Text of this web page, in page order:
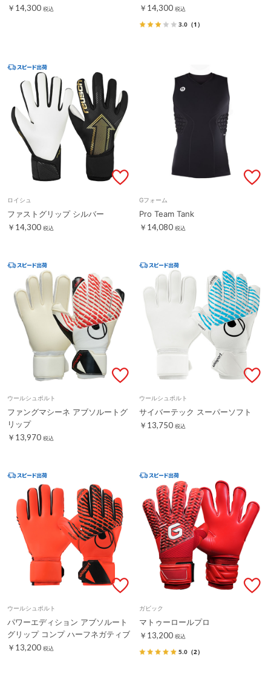
￥14,300 税込
￥14,300 税込
3.0 （1）
ロイシュ
ファストグリップ シルバー
￥14,300 税込
Gフォーム
Pro Team Tank
￥14,080 税込
ウールシュポルト
ファングマシーネ アブソルートグ
リップ
￥13,970 税込
ウールシュポルト
サイバーテック スーパーソフト
￥13,750 税込
ウールシュポルト
パワーエディション アブソルート
グリップ コンプ ハーフネガティブ
￥13,200 税込
ガビック
マトゥーロールプロ
￥13,200 税込
5.0 （2）